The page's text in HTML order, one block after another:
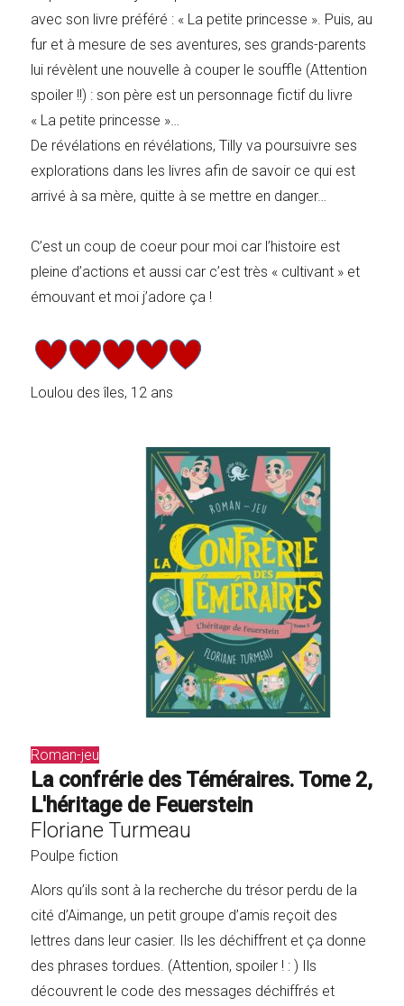
avec son livre préféré : « La petite princesse ». Puis, au
fur et à mesure de ses aventures, ses grands-parents
lui révèlent une nouvelle à couper le souffle (Attention
spoiler !!) : son père est un personnage fictif du livre
« La petite princesse »…
De révélations en révélations, Tilly va poursuivre ses
explorations dans les livres afin de savoir ce qui est
arrivé à sa mère, quitte à se mettre en danger…
C’est un coup de coeur pour moi car l’histoire est
pleine d’actions et aussi car c’est très « cultivant » et
émouvant et moi j’adore ça !
Loulou des îles, 12 ans
Roman-jeu
La confrérie des Téméraires. Tome 2,
L'héritage de Feuerstein
Floriane Turmeau
Poulpe fiction
Alors qu’ils sont à la recherche du trésor perdu de la
cité d’Aimange, un petit groupe d’amis reçoit des
lettres dans leur casier. Ils les déchiffrent et ça donne
des phrases tordues. (Attention, spoiler ! : ) Ils
découvrent le code des messages déchiffrés et